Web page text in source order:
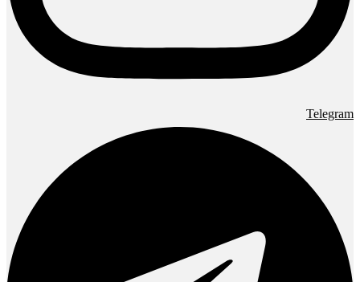
Telegram